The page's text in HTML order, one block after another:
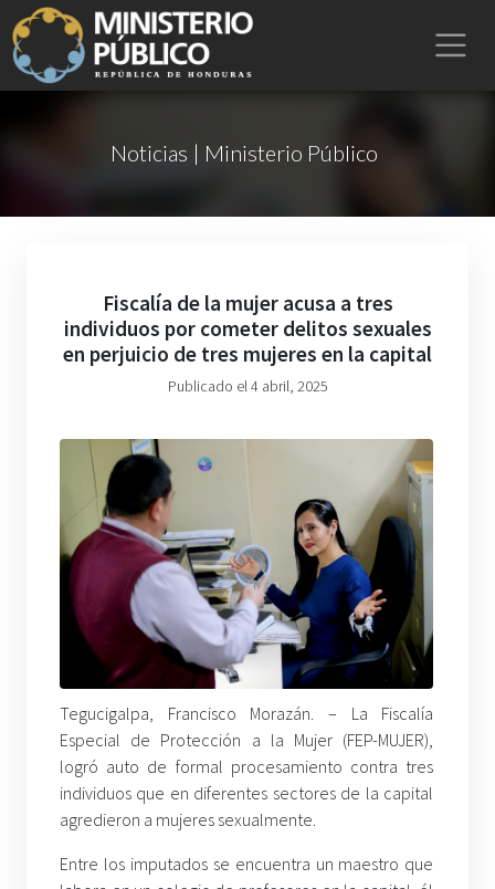
Noticias | Ministerio Público
Fiscalía de la mujer acusa a tres
individuos por cometer delitos sexuales
en perjuicio de tres mujeres en la capital
Publicado el 4 abril, 2025
Tegucigalpa, Francisco Morazán. – La Fiscalía
Especial de Protección a la Mujer (FEP-MUJER),
logró auto de formal procesamiento contra tres
individuos que en diferentes sectores de la capital
agredieron a mujeres sexualmente.
Entre los imputados se encuentra un maestro que